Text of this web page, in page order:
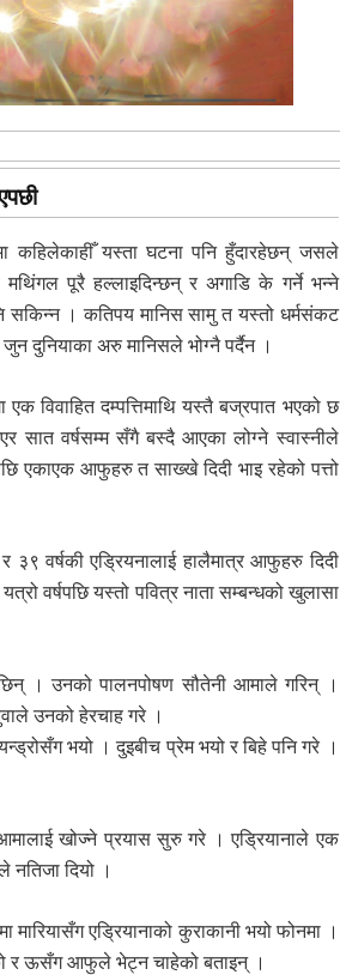
कहिलेकाहीँ यस्ता घटना पनि हुँदारहेछन् जसले
मथिंगल पूरै हल्लाइदिन्छन् र अगाडि के गर्ने भन्ने
सकिन्न । कतिपय मानिस सामु त यस्तो धर्मसंकट
दुनियाका अरु मानिसले भोग्नै पर्दैन ।
एक विवाहित दम्पत्तिमाथि यस्तै बज्रपात भएको छ
सात वर्षसम्म सँगै बस्दै आएका लोग्ने स्वास्नीले
एकाएक आफुहरु त साख्खे दिदी भाइ रहेको पत्तो
३९ वर्षकी एडि्रयनालाई हालैमात्र आफुहरु दिदी
वर्षपछि यस्तो पवित्र नाता सम्बन्धको खुलासा
। उनको पालनपोषण सौतेनी आमाले गरिन् ।
उनको हेरचाह गरे ।
भयो । दुइबीच प्रेम भयो र बिहे पनि गरे ।
खोज्ने प्रयास सुरु गरे । एडि्रयानाले एक
नतिजा दियो ।
एडि्रयानाको कुराकानी भयो फोनमा ।
र ऊसँग आफुले भेट्न चाहेको बताइन् ।